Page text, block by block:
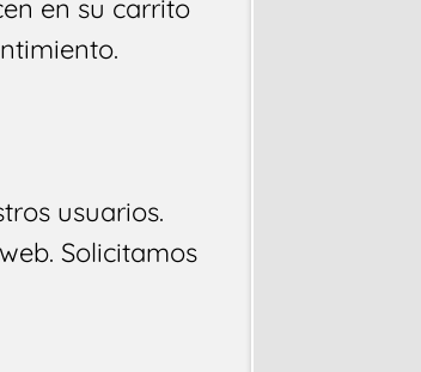
en su carrito
usuarios.
Solicitamos